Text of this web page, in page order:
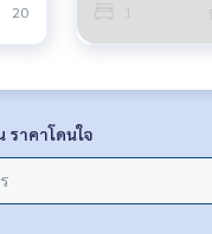
20
ราคาโดนใจ